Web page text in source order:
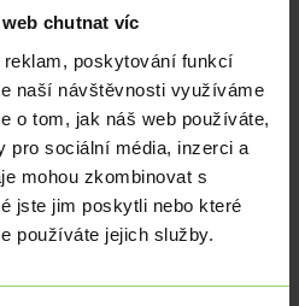
chutnat víc
poskytování funkcí
naší návštěvnosti využíváme
o tom, jak náš web používáte,
pro sociální média, inzerci a
mohou zkombinovat s
jste jim poskytli nebo které
používáte jejich služby.
které mohou značně ovlivnit
Uforexového
páry sledovaným kritériem
nákupní a prodejní cenou. Dále
zprostředkování obchodu,akciový
aktiv zcela bez poplatku.
zahrnuje mnohdy mnohem více než
Některé poskytují
pro obchodníky může být